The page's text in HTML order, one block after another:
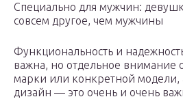
Специально для мужчин:
совсем другое, чем мужчины
Функциональность и
важна, но отдельное внимание
марки или конкретной модели,
дизайн — это очень и очень